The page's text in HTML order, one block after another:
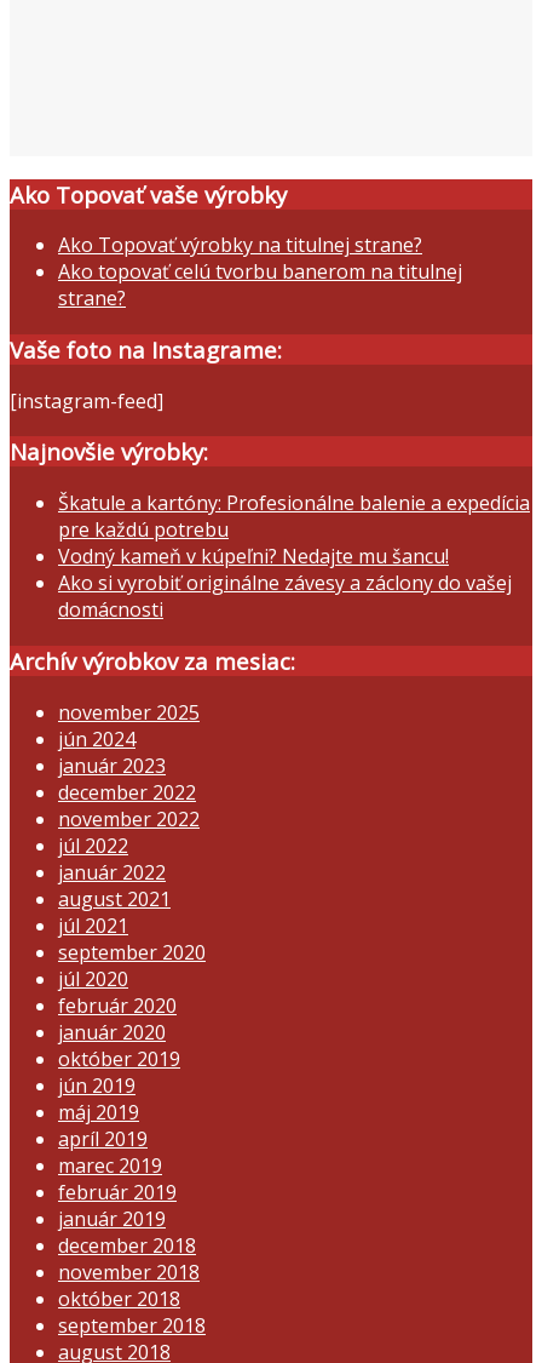
Ako Topovať vaše výrobky
Ako Topovať výrobky na titulnej strane?
Ako topovať celú tvorbu banerom na titulnej
strane?
Vaše foto na Instagrame:
[instagram-feed]
Najnovšie výrobky:
Škatule a kartóny: Profesionálne balenie a expedícia
pre každú potrebu
Vodný kameň v kúpeľni? Nedajte mu šancu!
Ako si vyrobiť originálne závesy a záclony do vašej
domácnosti
Archív výrobkov za mesiac:
november 2025
jún 2024
január 2023
december 2022
november 2022
júl 2022
január 2022
august 2021
júl 2021
september 2020
júl 2020
február 2020
január 2020
október 2019
jún 2019
máj 2019
apríl 2019
marec 2019
február 2019
január 2019
december 2018
november 2018
október 2018
september 2018
august 2018